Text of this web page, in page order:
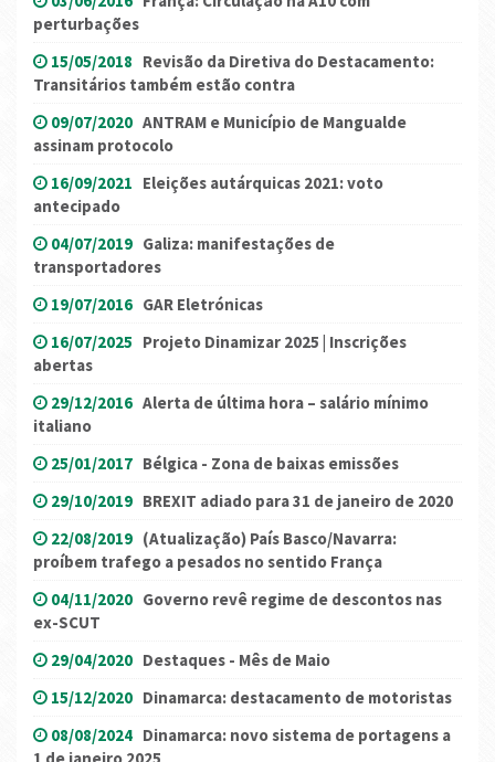
perturbações
15/05/2018 Revisão da Diretiva do Destacamento:
Transitários também estão contra
09/07/2020 ANTRAM e Município de Mangualde
assinam protocolo
16/09/2021 Eleições autárquicas 2021: voto
antecipado
04/07/2019 Galiza: manifestações de
transportadores
19/07/2016 GAR Eletrónicas
16/07/2025 Projeto Dinamizar 2025 | Inscrições
abertas
29/12/2016 Alerta de última hora – salário mínimo
italiano
25/01/2017 Bélgica - Zona de baixas emissões
29/10/2019 BREXIT adiado para 31 de janeiro de 2020
22/08/2019 (Atualização) País Basco/Navarra:
proíbem trafego a pesados no sentido França
04/11/2020 Governo revê regime de descontos nas
ex-SCUT
29/04/2020 Destaques - Mês de Maio
15/12/2020 Dinamarca: destacamento de motoristas
08/08/2024 Dinamarca: novo sistema de portagens a